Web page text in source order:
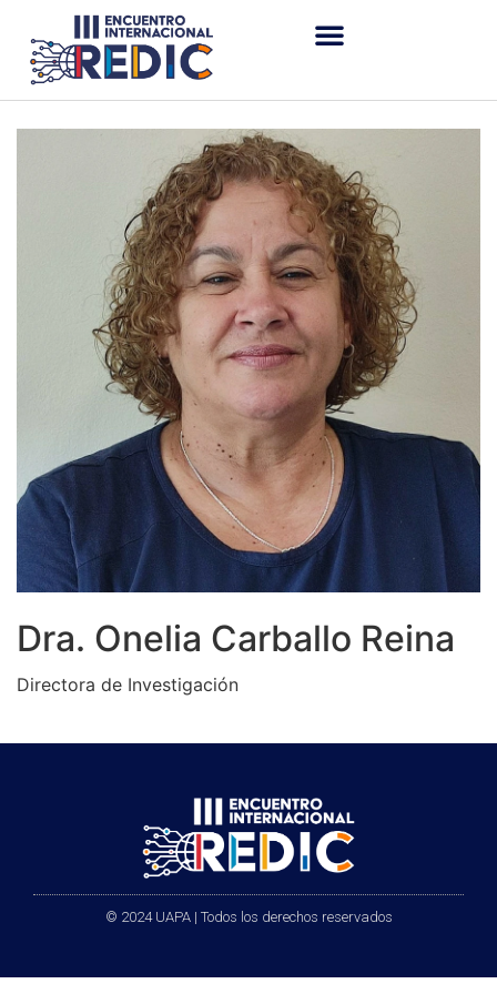
Dra. Onelia Carballo Reina
Directora de Investigación
© 2024 UAPA | Todos los derechos reservados